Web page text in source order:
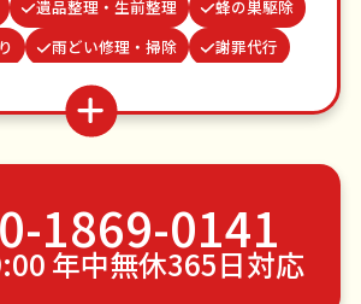
遺品整理・生前整理
蜂の巣駆除
雨どい修理・掃除
謝罪代行
並び代行
クモの駆除
波板張替え
不用品回収
ゴミ屋敷片付け
植木の伐採
手すり取り付け
お世話
エアコンクリーニング
1869-0141
年中無休365日対応